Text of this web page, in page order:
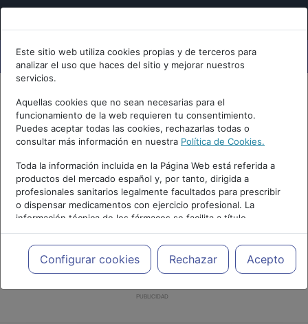
Este sitio web utiliza cookies propias y de terceros para
analizar el uso que haces del sitio y mejorar nuestros
servicios.
Aquellas cookies que no sean necesarias para el
funcionamiento de la web requieren tu consentimiento.
Puedes aceptar todas las cookies, rechazarlas todas o
consultar más información en nuestra Política de Cookies.
Toda la información incluida en la Página Web está referida a
productos del mercado español y, por tanto, dirigida a
profesionales sanitarios legalmente facultados para prescribir
o dispensar medicamentos con ejercicio profesional. La
información técnica de los fármacos se facilita a título
meramente informativo, siendo responsabilidad de los
profesionales facultados prescribir medicamentos y decidir, en
cada caso concreto, el tratamiento más adecuado a las
necesidades del paciente.
Configurar cookies Rechazar Acepto
PUBLICIDAD